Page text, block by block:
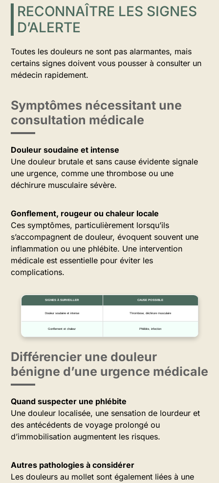
RECONNAÎTRE LES SIGNES
D’ALERTE
Toutes les douleurs ne sont pas alarmantes, mais
certains signes doivent vous pousser à consulter un
médecin rapidement.
Symptômes nécessitant une
consultation médicale
Douleur soudaine et intense
Une douleur brutale et sans cause évidente signale
une urgence, comme une thrombose ou une
déchirure musculaire sévère.
Gonflement, rougeur ou chaleur locale
Ces symptômes, particulièrement lorsqu’ils
s’accompagnent de douleur, évoquent souvent une
inflammation ou une phlébite. Une intervention
médicale est essentielle pour éviter les
complications.
SIGNES À SURVEILLER CAUSE POSSIBLE
Douleur soudaine et intense Thrombose, déchirure musculaire
Gonflement et chaleur Phlébite, infection
Différencier une douleur
bénigne d’une urgence médicale
Quand suspecter une phlébite
Une douleur localisée, une sensation de lourdeur et
des antécédents de voyage prolongé ou
d’immobilisation augmentent les risques.
Autres pathologies à considérer
Les douleurs au mollet sont également liées à une